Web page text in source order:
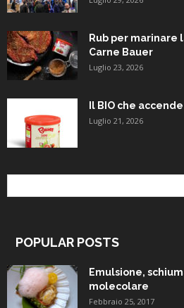
Rub per marinare
Carne Bauer
Luglio 23, 2026
Il BIO che
Luglio 21, 2026
POPULAR POSTS
Emulsione,
molecolare
Febbraio 25, 2017